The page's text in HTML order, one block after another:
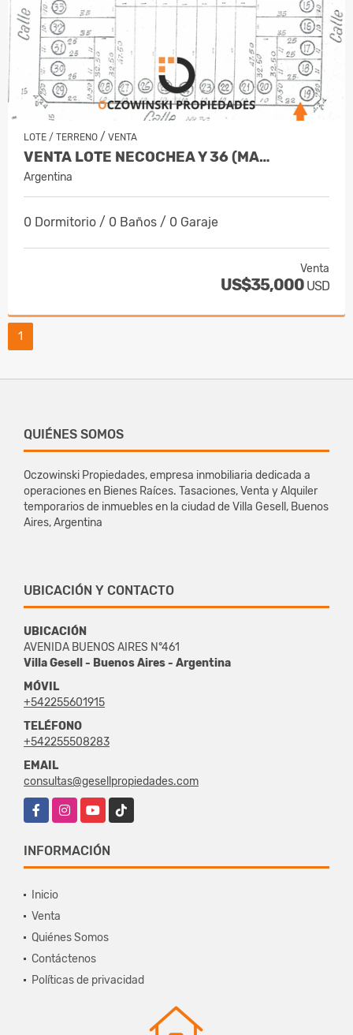
LOTE / TERRENO / VENTA
VENTA LOTE NECOCHEA Y 36 (MA…
Argentina
0 Dormitorio / 0 Baños / 0 Garaje
Venta
US$35,000 USD
1
QUIÉNES SOMOS
Oczowinski Propiedades, empresa inmobiliaria dedicada a
operaciones en Bienes Raíces. Tasaciones, Venta y Alquiler
temporarios de inmuebles en la ciudad de Villa Gesell, Buenos
Aires, Argentina
UBICACIÓN Y CONTACTO
UBICACIÓN
AVENIDA BUENOS AIRES N°461
Villa Gesell - Buenos Aires - Argentina
MÓVIL
+542255601915
TELÉFONO
+542255508283
EMAIL
consultas@gesellpropiedades.com
FacebookInstagramYouTubeTikTok
INFORMACIÓN
Inicio
Venta
Quiénes Somos
Contáctenos
Políticas de privacidad